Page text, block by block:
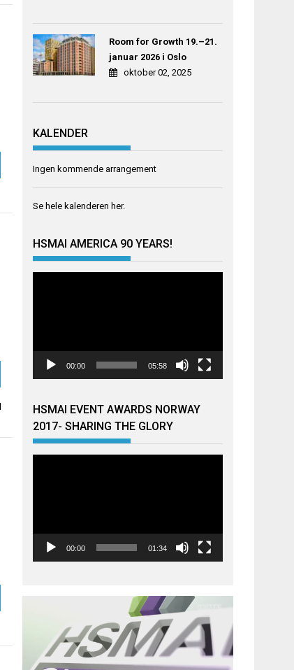
Room for Growth 19.–21.
januar 2026 i Oslo
oktober 02, 2025
KALENDER
Ingen kommende arrangement
Se hele kalenderen her.
HSMAI AMERICA 90 YEARS!
00:00 05:58
HSMAI EVENT AWARDS NORWAY
2017- SHARING THE GLORY
00:00 01:34